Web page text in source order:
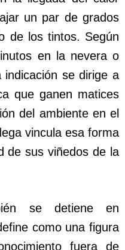
un par de grados
de los tintos. Según
en la nevera o
se dirige a
que ganen matices
del ambiente en el
vincula esa forma
de sus viñedos de la
se detiene en
como una figura
fuera de